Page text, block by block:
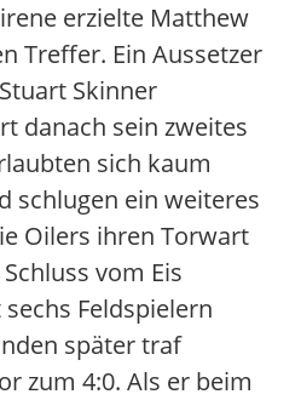
erzielte Matthew
Treffer. Ein Aussetzer
Skinner
danach sein zweites
sich kaum
schlugen ein weiteres
Oilers ihren Torwart
vom Eis
Feldspielern
später traf
zum 4:0. Als er beim